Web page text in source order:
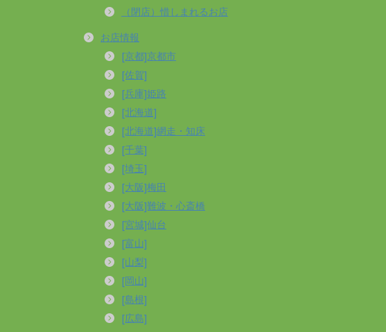
（閉店）惜しまれるお店
お店情報
[京都]京都市
[佐賀]
[兵庫]姫路
[北海道]
[北海道]網走・知床
[千葉]
[埼玉]
[大阪]梅田
[大阪]難波・心斎橋
[宮城]仙台
[富山]
[山梨]
[岡山]
[島根]
[広島]